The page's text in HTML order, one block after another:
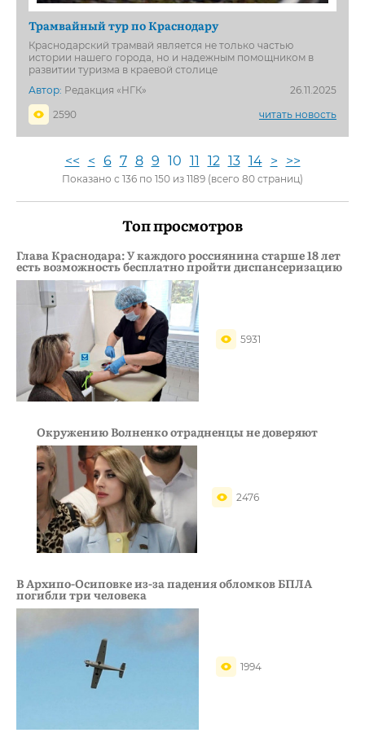
Трамвайный тур по Краснодару
Краснодарский трамвай является не только частью
истории нашего города, но и надежным помощником в
развитии туризма в краевой столице
Автор: Редакция «НГК»
26.11.2025
2590
читать новость
<< < 6 7 8 9 10 11 12 13 14 > >>
Показано с 136 по 150 из 1189 (всего 80 страниц)
Топ просмотров
Глава Краснодара: У каждого россиянина старше 18 лет
есть возможность бесплатно пройти диспансеризацию
5931
Окружению Волненко отрадненцы не доверяют
2476
В Архипо-Осиповке из-за падения обломков БПЛА
погибли три человека
1994